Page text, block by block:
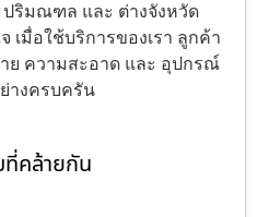
ริมณฑล และ ต่างจังหวัด
เมื่อใช้บริการของเรา ลูกค้า
ย ความสะอาด และ อุปกรณ์
างครบครัน
คล้ายกัน